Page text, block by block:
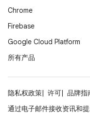
Chrome
Firebase
Google Cloud Platform
所有产品
隐私权政策 许可 品牌指
通过电子邮件接收资讯和